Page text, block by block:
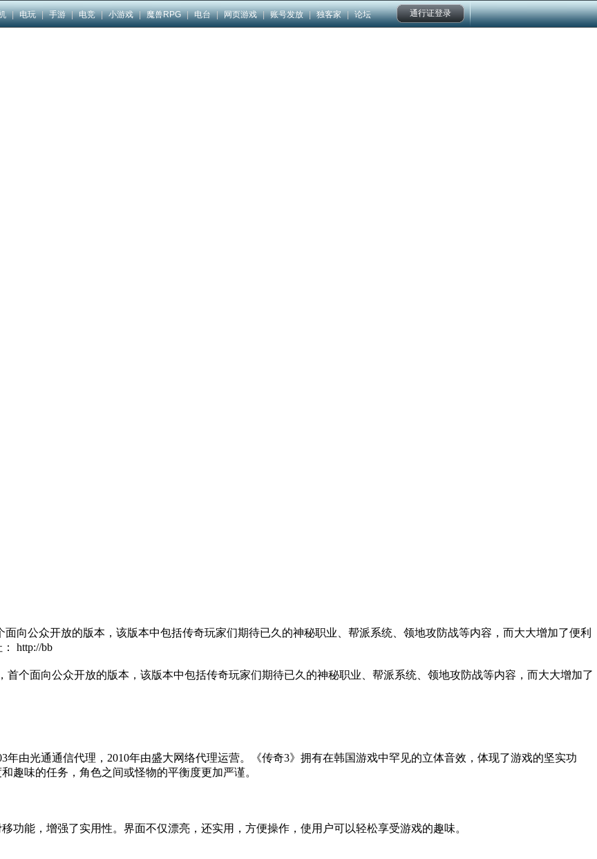
| 电玩 | 手游 | 电竞 | 小游戏 | 魔兽RPG | 电台 | 网页游戏 | 账号发放 | 独客家 | 论坛 通行证登录
面向公众开放的版本，该版本中包括传奇玩家们期待已久的神秘职业、帮派系统、领地攻防战等内容，而大大增加了便利
http://bb
面向公众开放的版本，该版本中包括传奇玩家们期待已久的神秘职业、帮派系统、领地攻防战等内容，而大大增加了
光通通信代理，2010年由盛大网络代理运营。《传奇3》拥有在韩国游戏中罕见的立体音效，体现了游戏的坚实功
趣味的任务，角色之间或怪物的平衡度更加严谨。
能，增强了实用性。界面不仅漂亮，还实用，方便操作，使用户可以轻松享受游戏的趣味。